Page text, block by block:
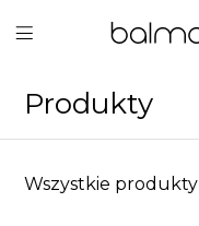
Produkty
Wszystkie produkty